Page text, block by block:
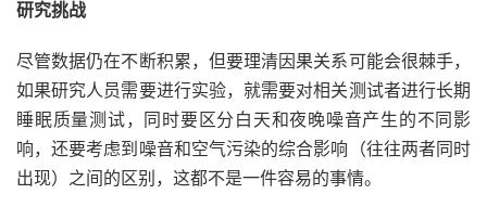
研究挑战
尽管数据仍在不断积累，但要理清因果关系可能会很棘手，
如果研究人员需要进行实验，就需要对相关测试者进行长期
睡眠质量测试，同时要区分白天和夜晚噪音产生的不同影
响，还要考虑到噪音和空气污染的综合影响（往往两者同时
出现）之间的区别，这都不是一件容易的事情。